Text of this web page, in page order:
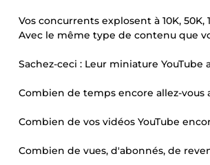
Vos concurrents explosent à 10K, 50K,
Avec le même type de contenu que
Sachez-ceci : Leur miniature
Combien de temps encore allez-vous
Combien de vos vidéos YouTube
Combien de vues, d'abonnés, de